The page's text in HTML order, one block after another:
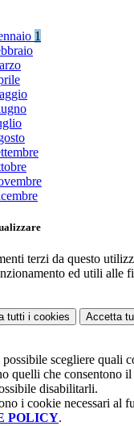
1
terzi da questo
ed utili alle
tutti i cookies Accetta
possibile scegliere quali
quelli che consentono
disabilitarli.
i cookie necessari al
POLICY.